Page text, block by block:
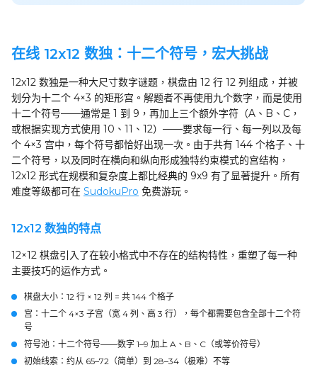
在线 12x12 数独：十二个符号，宏大挑战
12x12 数独是一种大尺寸数字谜题，棋盘由 12 行 12 列组成，并被
划分为十二个 4×3 的矩形宫。解题者不再使用九个数字，而是使用
十二个符号——通常是 1 到 9，再加上三个额外字符（A、B、C，
或根据实现方式使用 10、11、12）——要求每一行、每一列以及每
个 4×3 宫中，每个符号都恰好出现一次。由于共有 144 个格子、十
二个符号，以及同时在横向和纵向形成独特约束模式的宫结构，
12x12 形式在规模和复杂度上都比经典的 9x9 有了显著提升。所有
难度等级都可在 SudokuPro 免费游玩。
12x12 数独的特点
12×12 棋盘引入了在较小格式中不存在的结构特性，重塑了每一种
主要技巧的运作方式。
棋盘大小 ：12 行 × 12 列 = 共 144 个格子
宫 ：十二个 4×3 子宫（宽 4 列、高 3 行），每个都需要包含全部十二个符
号
符号池 ：十二个符号——数字 1–9 加上 A、B、C（或等价符号）
初始线索 ：约从 65–72（简单）到 28–34（极难）不等